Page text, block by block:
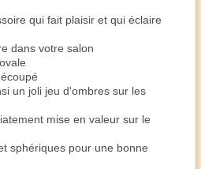
qui fait plaisir et qui éclaire
dans votre salon
un joli jeu d'ombres sur les
mise en valeur sur le
sphériques pour une bonne